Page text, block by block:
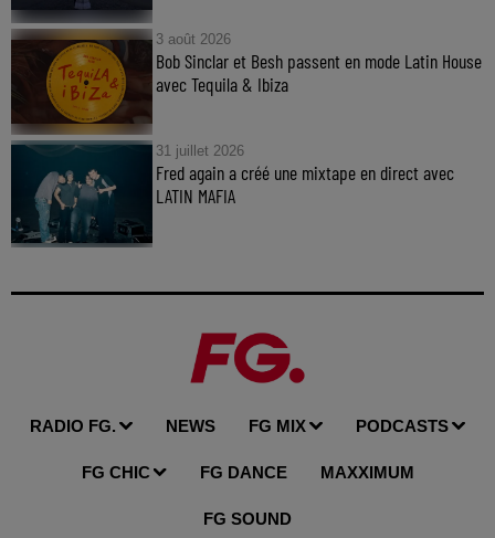
3 août 2026
Bob Sinclar et Besh passent en mode Latin House
avec Tequila & Ibiza
31 juillet 2026
Fred again a créé une mixtape en direct avec
LATIN MAFIA
RADIO FG. NEWS FG MIX PODCASTS
FG CHIC FG DANCE MAXXIMUM
FG SOUND